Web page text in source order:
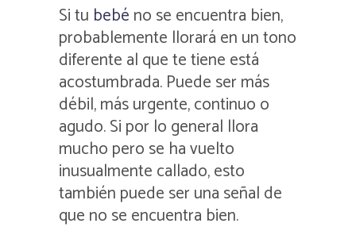
Si tu bebé no se encuentra bien,
probablemente llorará en un tono
diferente al que te tiene está
acostumbrada. Puede ser más
débil, más urgente, continuo o
agudo. Si por lo general llora
mucho pero se ha vuelto
inusualmente callado, esto
también puede ser una señal de
que no se encuentra bien.